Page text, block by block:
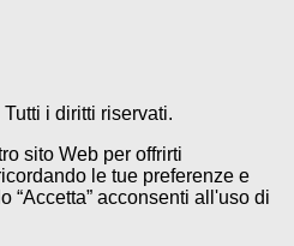
i diritti riservati.
sito Web per offrirti
le tue preferenze e
“Accetta” acconsenti all'uso di